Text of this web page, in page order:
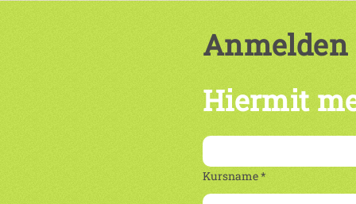
Anmelden
Hiermit
Kursname *